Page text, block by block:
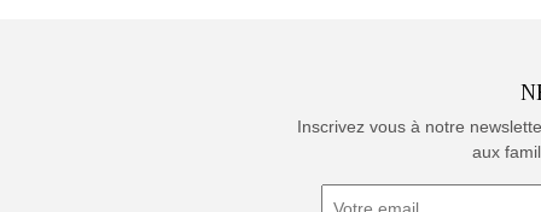
Inscrivez vous à notre
aux